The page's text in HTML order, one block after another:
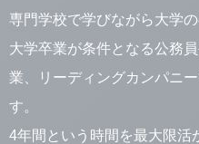
専門学校で学びながら大学
大学卒業が条件となる公務
業、リーディングカンパニ
す。
4年間という時間を最大限活